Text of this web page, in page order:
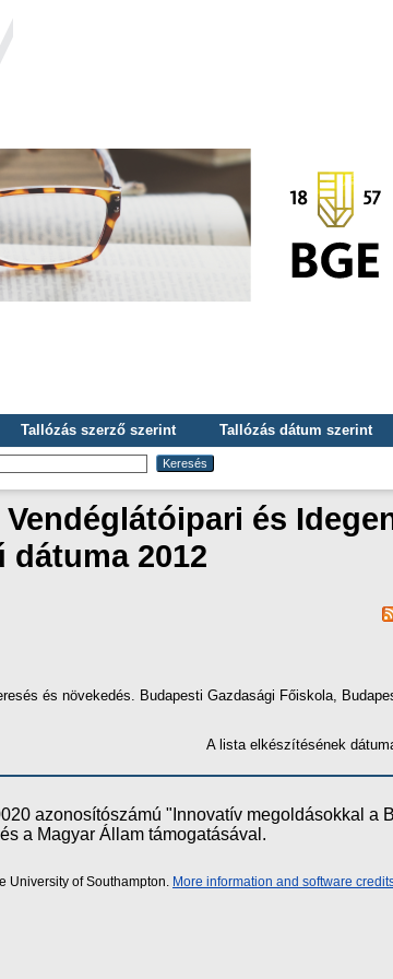
Tallózás szerző szerint Tallózás dátum szerint
és
dátuma 2012
és növekedés. Budapesti Gazdasági Főiskola,
A lista elkészítésének
azonosítószámú "Innovatív megoldásokkal a
a Magyar Állam támogatásával.
University of Southampton. More information and software